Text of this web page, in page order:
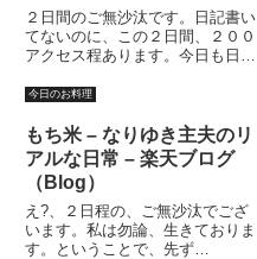
（Blog）
２日間のご無沙汰です。日記書い
てないのに、この２日間、２００
アクセス程あります。今日も日記
クセスあります。何故？もしかし
ので、アクシデント発生？既にや
られた？あるいは、これからや
ら...
今日のお料理
もち米 – なりゆき主夫のリ
アルな日常 – 楽天ブログ
（Blog）
え?、２日程の、ご無沙汰でござ
います。私は勿論、生きておりま
す。ということで、先ず